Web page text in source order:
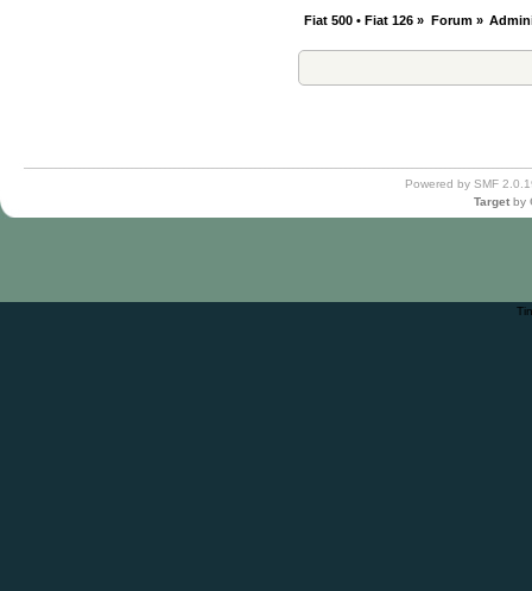
Fiat 500 • Fiat 126 » Forum»
Powered by SMF
Target by